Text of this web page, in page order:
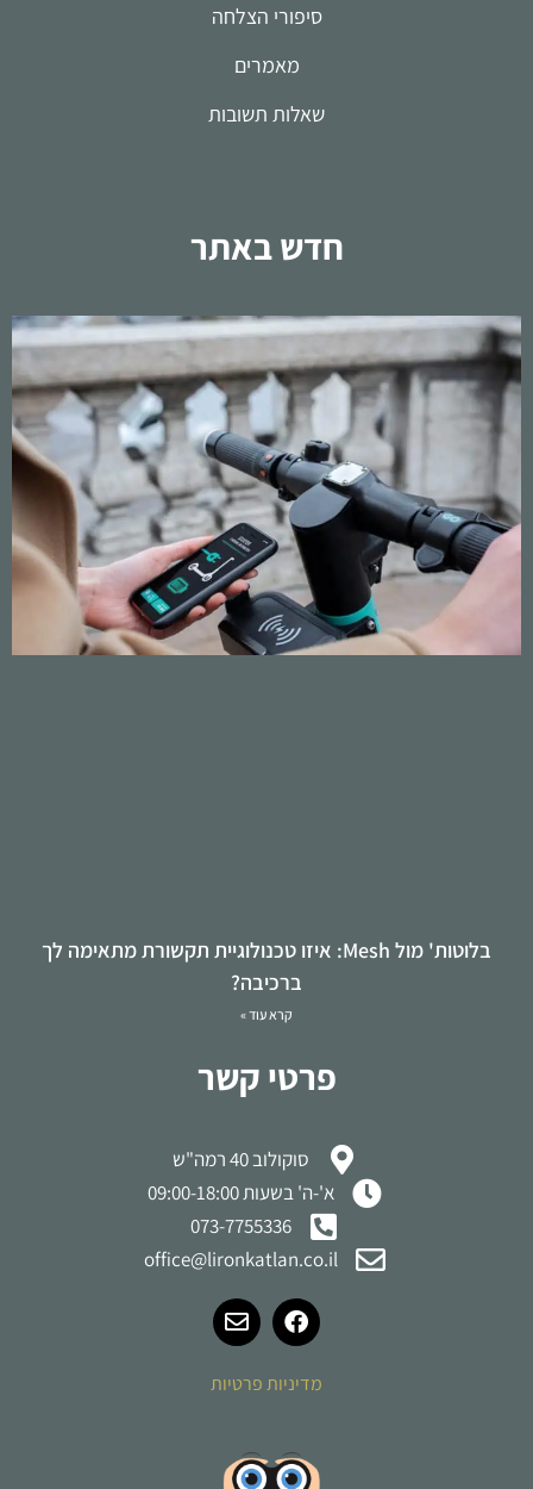
סיפורי הצלחה
מאמרים
שאלות תשובות
חדש באתר
בלוטות' מול Mesh: איזו טכנולוגיית תקשורת מתאימה לך
ברכיבה?
קרא עוד »
פרטי קשר
סוקולוב 40 רמה"ש
א'-ה' בשעות 09:00-18:00
073-7755336
office@lironkatlan.co.il
מדיניות פרטיות